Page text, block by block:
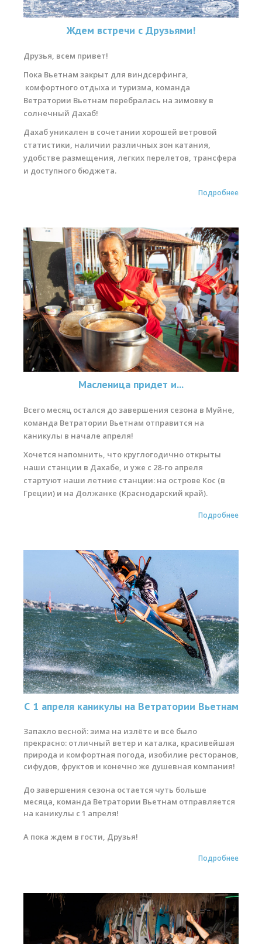
Ждем встречи с Друзьями!
Друзья, всем привет!
Пока Вьетнам закрыт для виндсерфинга,
комфортного отдыха и туризма, команда
Ветратории Вьетнам перебралась на зимовку в
солнечный Дахаб!
Дахаб уникален в сочетании хорошей ветровой
статистики, наличии различных зон катания,
удобстве размещения, легких перелетов, трансфера
и доступного бюджета.
Подробнее
Масленица придет и...
Всего месяц остался до завершения сезона в Муйне,
команда Ветратории Вьетнам отправится на
каникулы в начале апреля!
Хочется напомнить, что круглогодично открыты
наши станции в Дахабе, и уже с 28-го апреля
стартуют наши летние станции: на острове Кос (в
Греции) и на Должанке (Краснодарский край).
Подробнее
С 1 апреля каникулы на Ветратории Вьетнам
Запахло весной: зима на излёте и всё было
прекрасно: отличный ветер и каталка, красивейшая
природа и комфортная погода, изобилие ресторанов,
сифудов, фруктов и конечно же душевная компания!
До завершения сезона остается чуть больше
месяца, команда Ветратории Вьетнам отправляется
на каникулы с 1 апреля!
А пока ждем в гости, Друзья!
Подробнее